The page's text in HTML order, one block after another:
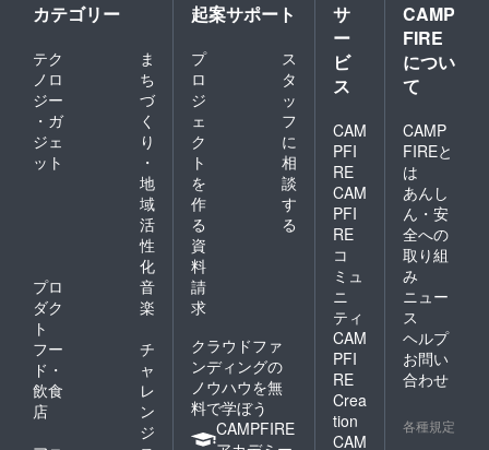
カテゴリー
テク
ノロ
ジー
・ガ
ジェ
ット
ま
ち
づ
く
り
・
地
域
活
性
化
プロ
ダク
ト
音
楽
フー
ド・
飲食
店
チ
ャ
レ
ン
ジ
起案サポート
プ
ロ
ジ
ェ
ク
ト
を
作
る
ス
タ
ッ
フ
に
相
談
す
る
資
料
請
求
クラウドファ
ンディングの
ノウハウを無
料で学ぼう
CAMPFIRE
サ
ー
ビ
ス
CAM
PFI
RE
CAM
PFI
RE
コ
ミュ
ニ
ティ
CAM
PFI
RE
Crea
tion
CAM
CAMP
FIRE
につい
て
CAMP
FIREと
は
あんし
ん・安
全への
取り組
み
ニュー
ス
ヘルプ
お問い
合わせ
各種規定